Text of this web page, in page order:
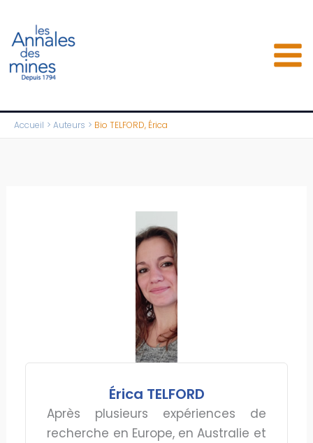
contenu
Accueil Auteurs Bio TELFORD, Érica
Érica TELFORD
Après plusieurs expériences de
recherche en Europe, en Australie et